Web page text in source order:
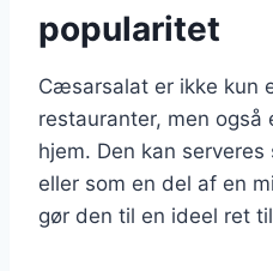
popularitet
Cæsarsalat er ikke kun
restauranter, men også
hjem. Den kan
eller som en del af en
gør den til en ideel ret